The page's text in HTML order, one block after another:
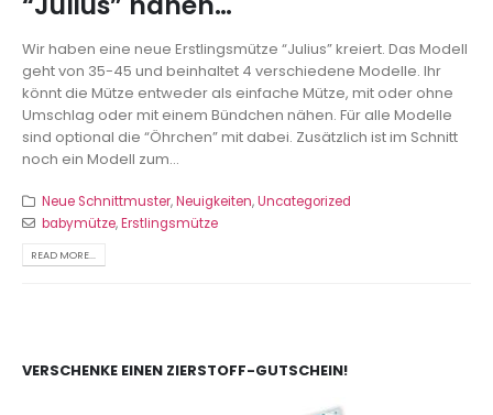
Wir haben eine neue Erstlingsmütze “Julius” kreiert. Das Modell
geht von 35-45 und beinhaltet 4 verschiedene Modelle. Ihr
könnt die Mütze entweder als einfache Mütze, mit oder ohne
Umschlag oder mit einem Bündchen nähen. Für alle Modelle
sind optional die “Öhrchen” mit dabei. Zusätzlich ist im Schnitt
noch ein Modell zum...
Neue Schnittmuster,Neuigkeiten,Uncategorized
babymütze,Erstlingsmütze
READ MORE...
VERSCHENKE EINEN ZIERSTOFF-GUTSCHEIN!